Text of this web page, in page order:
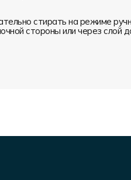
стирать на режиме
стороны или через слой